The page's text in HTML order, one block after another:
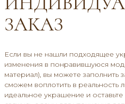
Если вы не нашли подходящее
изменения в понравившуюся
материал), вы можете заполнить
сможем воплотить в
идеальное украшение и
ЗАКАЗ